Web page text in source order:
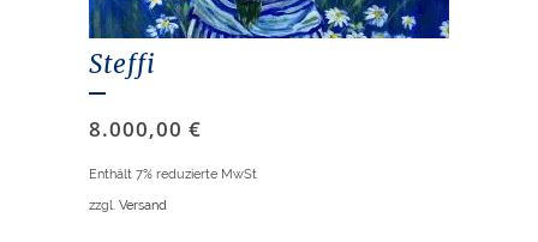
Steffi
8.000,00 €
Enthält 7% reduzierte MwSt
zzgl. Versand